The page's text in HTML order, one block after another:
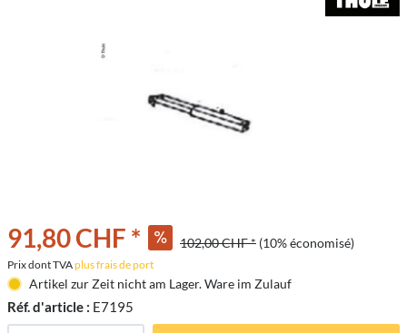
91,80 CHF * 102,00 CHF * (10% économisé)
Prix dont TVAplus frais de port
Artikel zur Zeit nicht am Lager. Ware im Zulauf
Réf. d'article : E7195